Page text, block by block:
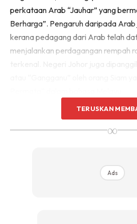
perkataan Arab “Jauhar” yang
Berharga”. Pengaruh daripada
kerana pedagang dari Arab telah
menjalankan perdagangan rempah
TERUSKAN
∞
Ads